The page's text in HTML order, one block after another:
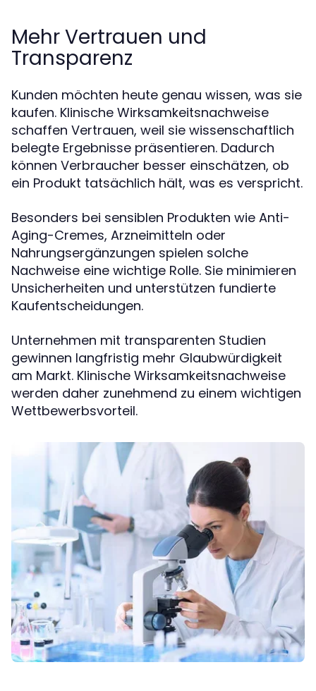
Mehr Vertrauen und
Transparenz
Kunden möchten heute genau wissen, was sie
kaufen. Klinische Wirksamkeitsnachweise
schaffen Vertrauen, weil sie wissenschaftlich
belegte Ergebnisse präsentieren. Dadurch
können Verbraucher besser einschätzen, ob
ein Produkt tatsächlich hält, was es verspricht.
Besonders bei sensiblen Produkten wie Anti-
Aging-Cremes, Arzneimitteln oder
Nahrungsergänzungen spielen solche
Nachweise eine wichtige Rolle. Sie minimieren
Unsicherheiten und unterstützen fundierte
Kaufentscheidungen.
Unternehmen mit transparenten Studien
gewinnen langfristig mehr Glaubwürdigkeit
am Markt. Klinische Wirksamkeitsnachweise
werden daher zunehmend zu einem wichtigen
Wettbewerbsvorteil.